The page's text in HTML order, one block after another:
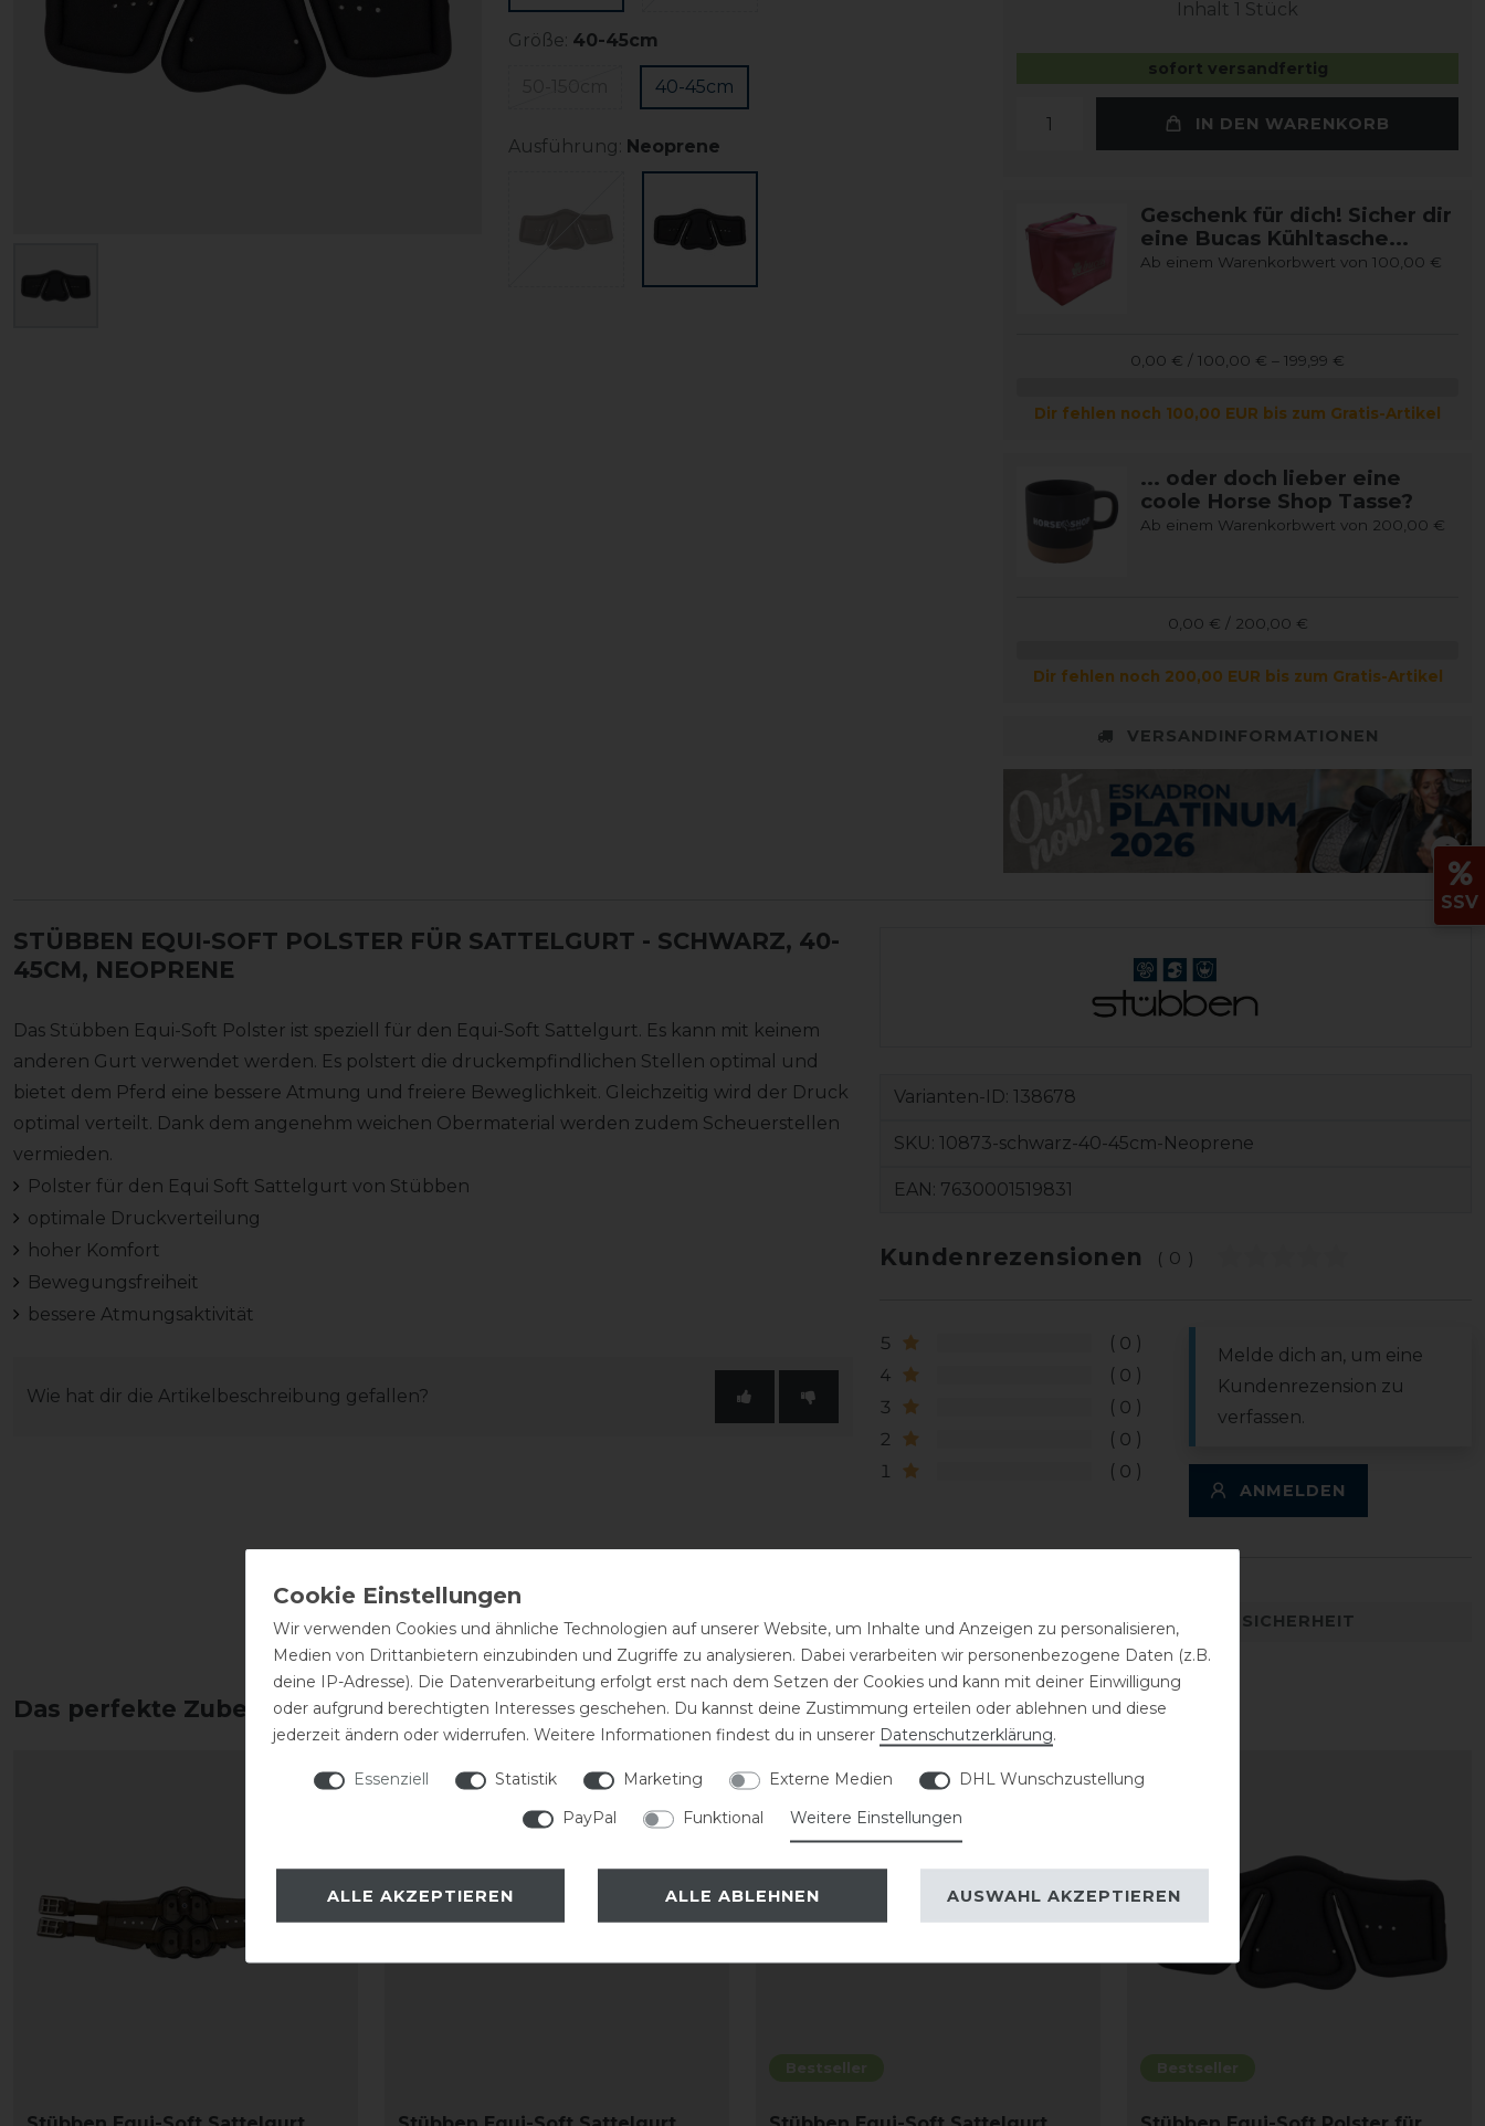
Größe: 40-45cm
40-45cm
Ausführung: Neoprene
Inhalt 1 Stück
sofort versandfertig
IN DEN WARENKORB
Geschenk für dich! Sicher dir
eine Bucas Kühltasche...
Ab einem Warenkorbwert von 100,00 €
0,00 € / 100,00 € – 199,99 €
Dir fehlen noch 100,00 EUR bis zum Gratis-Artikel
... oder doch lieber eine
coole Horse Shop Tasse?
Ab einem Warenkorbwert von 200,00 €
0,00 € / 200,00 €
Dir fehlen noch 200,00 EUR bis zum Gratis-Artikel
VERSANDINFORMATIONEN
STÜBBEN EQUI-SOFT POLSTER FÜR SATTELGURT - SCHWARZ, 40-
45CM, NEOPRENE
Das Stübben Equi-Soft Polster ist speziell für den Equi-Soft Sattelgurt. Es kann mit keinem
anderen Gurt verwendet werden. Es polstert die druckempfindlichen Stellen optimal und
bietet dem Pferd eine bessere Atmung und freiere Beweglichkeit. Gleichzeitig wird der Druck
optimal verteilt. Dank dem angenehm weichen Obermaterial werden zudem Scheuerstellen
vermieden.
Polster für den Equi Soft Sattelgurt von Stübben
optimale Druckverteilung
hoher Komfort
Bewegungsfreiheit
bessere Atmungsaktivität
Wie hat dir die Artikelbeschreibung gefallen?
Varianten-ID: 138678
SKU: 10873-schwarz-40-45cm-Neoprene
EAN: 7630001519831
Kundenrezensionen (0)
5
0
4
0
3
0
2
0
1
0
Melde dich an, um eine
Kundenrezension zu
verfassen.
ANMELDEN
DETAILS ZUR PRODUKTSICHERHEIT
Das perfekte Zubehör für dich
Bestseller Bestseller
SSV
Wir verwenden Cookies und ähnliche Technologien auf unserer Website, um Inhalte und Anzeigen zu personalisieren,
Medien von Drittanbietern einzubinden und Zugriffe zu analysieren. Dabei verarbeiten wir personenbezogene Daten (z.B.
deine IP-Adresse). Die Datenverarbeitung erfolgt erst nach dem Setzen der Cookies und kann mit deiner Einwilligung
oder aufgrund berechtigten Interesses geschehen. Du kannst deine Zustimmung erteilen oder ablehnen und diese
jederzeit ändern oder widerrufen. Weitere Informationen findest du in unserer Daten­schutz­erklärung.
Essenziell Statistik Marketing Externe Medien
DHL Wunschzustellung
PayPal
Funktional Weitere Einstellungen
ALLE AKZEPTIEREN ALLE ABLEHNEN AUSWAHL AKZEPTIEREN